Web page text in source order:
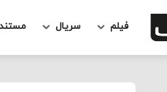
فیلم سریال